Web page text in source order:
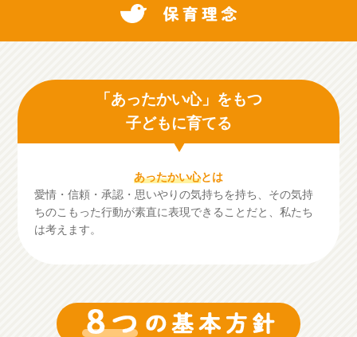
「あったかい心」をもつ
子どもに育てる
あったかい心とは
愛情・信頼・承認・思いやりの気持ちを持ち、その気持
ちのこもった行動が素直に表現できることだと、私たち
は考えます。